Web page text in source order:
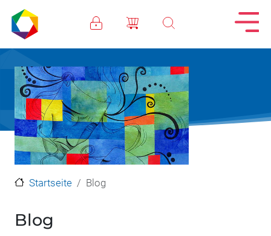
Direkt zum Inhalt
Startseite Blog
Blog